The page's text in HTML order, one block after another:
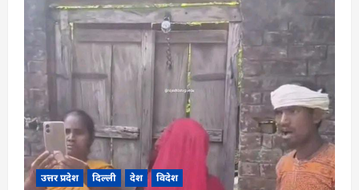
उत्तर प्रदेश दिल्ली देश विदेश